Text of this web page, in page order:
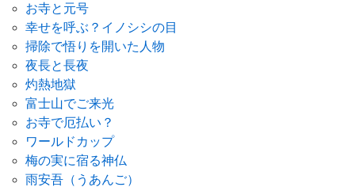
お寺と元号
幸せを呼ぶ？イノシシの目
掃除で悟りを開いた人物
夜長と長夜
灼熱地獄
富士山でご来光
お寺で厄払い？
ワールドカップ
梅の実に宿る神仏
雨安吾（うあんご）